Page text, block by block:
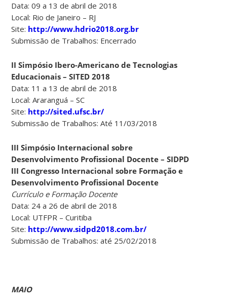
Data: 09 a 13 de abril de 2018
Local: Rio de Janeiro – RJ
Site: http://www.hdrio2018.org.br
Submissão de Trabalhos: Encerrado
II Simpósio Ibero-Americano de Tecnologias
Educacionais – SITED 2018
Data: 11 a 13 de abril de 2018
Local: Araranguá – SC
Site: http://sited.ufsc.br/
Submissão de Trabalhos: Até 11/03/2018
III Simpósio Internacional sobre
Desenvolvimento Profissional Docente – SIDPD
III Congresso Internacional sobre Formação e
Desenvolvimento Profissional Docente
Currículo e Formação Docente
Data: 24 a 26 de abril de 2018
Local: UTFPR – Curitiba
Site: http://www.sidpd2018.com.br/
Submissão de Trabalhos: até 25/02/2018
MAIO